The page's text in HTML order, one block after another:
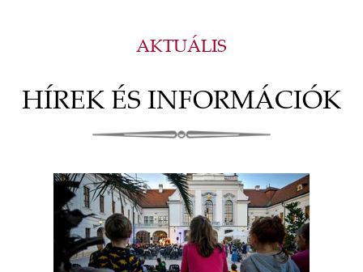
AKTUÁLIS
HÍREK ÉS INFORMÁCIÓK